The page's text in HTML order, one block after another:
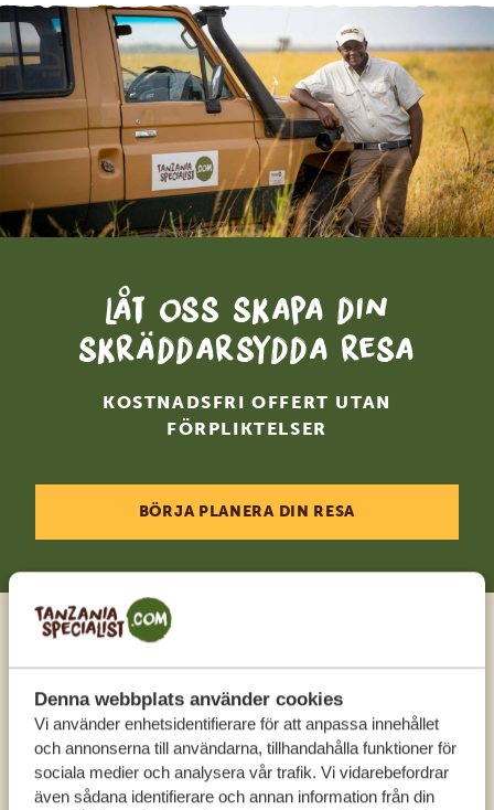
Denna webbplats använder cookies
Vi använder enhetsidentifierare för att anpassa innehållet
och annonserna till användarna, tillhandahålla funktioner för
sociala medier och analysera vår trafik. Vi vidarebefordrar
även sådana identifierare och annan information från din
Låt oss skapa din
skräddarsydda resa
KOSTNADSFRI OFFERT UTAN
FÖRPLIKTELSER
BÖRJA PLANERA DIN RESA
Ring en expert
FÅ PERSONLIG RÅDGIVNING FRÅN VÅRA
EXPERTER